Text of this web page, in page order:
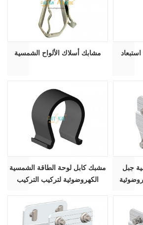
مشابك أسلاك الألواح الشمسية
مشبك كابل لوحة الطاقة الشمسية
الكهروضوئية لتركيب التركيب
جبل